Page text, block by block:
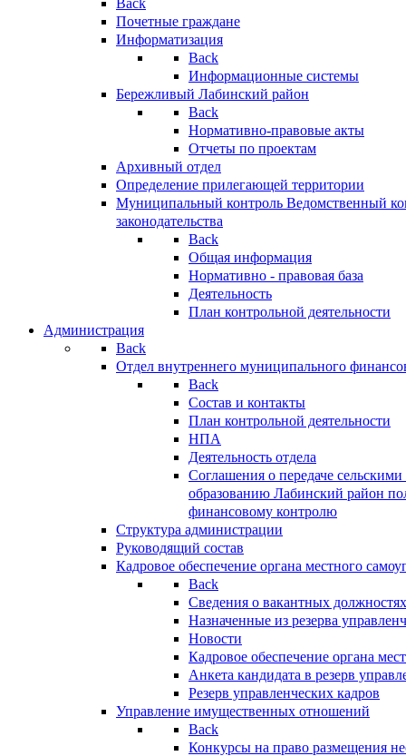
Back
Почетные граждане
Информатизация
Back
Информационные системы
Бережливый Лабинский район
Back
Нормативно-правовые акты
Отчеты по проектам
Архивный отдел
Определение прилегающей территории
Муниципальный контроль Ведомственный
законодательства
Back
Общая информация
Нормативно - правовая база
Деятельность
План контрольной деятельности
Администрация
Back
Отдел внутреннего муниципального
Back
Состав и контакты
План контрольной деятельности
НПА
Деятельность отдела
Соглашения о передаче
образованию Лабинский район
финансовому контролю
Структура администрации
Руководящий состав
Кадровое обеспечение органа местного
Back
Сведения о вакантных
Назначенные из резерва
Новости
Кадровое обеспечение органа
Анкета кандидата в резерв
Резерв управленческих кадров
Управление имущественных отношений
Back
Конкурсы на право размещения